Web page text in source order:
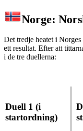
Norge:
Det tredje heatet i Norges
ett resultat. Efter att
i de tre duellerna:
Duell 1 (i
startordning)